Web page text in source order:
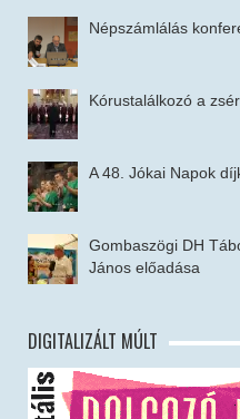
Népszámlálás
Kórustalálkozó a
A 48. Jókai Napok
Gombaszögi DH
János előadása
DIGITALIZÁLT MÚLT